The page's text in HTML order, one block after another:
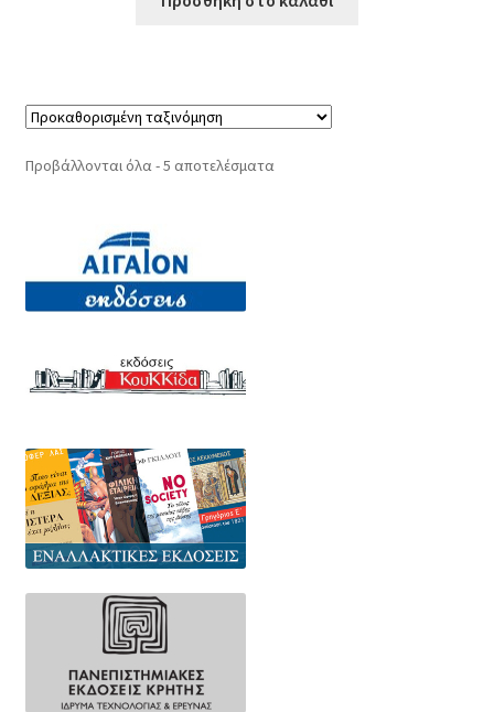
Προβάλλονται όλα - 5 αποτελέσματα